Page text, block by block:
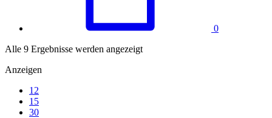
0
Alle 9 Ergebnisse werden angezeigt
Anzeigen
12
15
30